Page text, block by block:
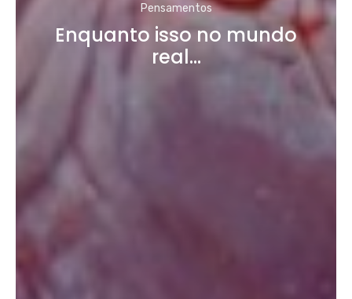
Pensamentos
Enquanto isso no mundo
real…